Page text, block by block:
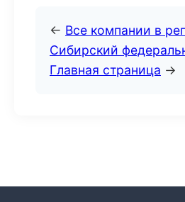
← Все компании в
Сибирский
Главная страница →